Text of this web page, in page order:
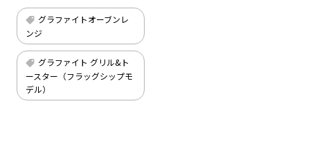
グラファイトオーブンレ
ンジ
グラファイト グリル&ト
ースター（フラッグシップモ
デル）